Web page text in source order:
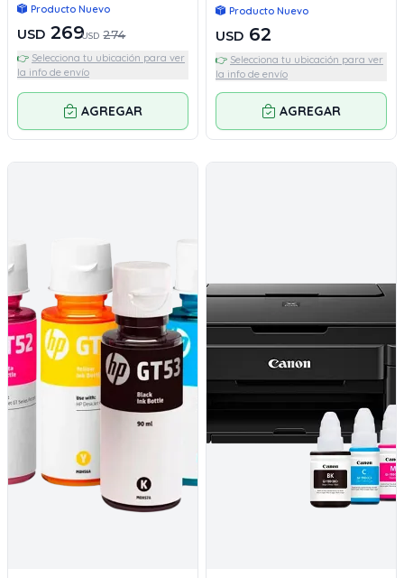
Producto Nuevo
USD 269USD 274
👉 Selecciona tu ubicación para ver
la info de envío
AGREGAR
Producto Nuevo
USD 62
👉 Selecciona tu ubicación para ver
la info de envío
AGREGAR